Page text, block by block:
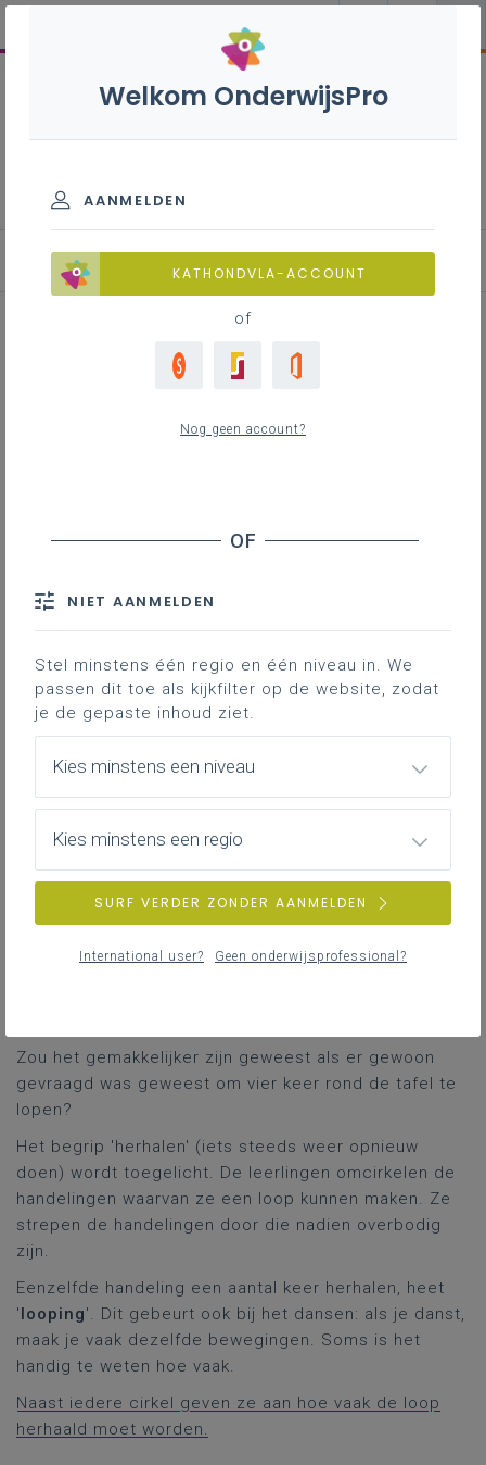
Inspirerende praktijkvoorbeelden
Doe de loop!
Media
In dit arrangement wordt er kennis
gemaakt met het begrip ‘herhalen’. Ze
doen dit aan de hand van een unplugged
en plugged activiteit. Ze gebruiken
hiervoor het programma
Google Blockly
Unplugged loopoefening
De leerlingen voeren een korte dans uit. Zie dit
voorbeeld.
te lopen. Wanneer dat gebeurd is, moet de leerling
Zou het gemakkelijker zijn geweest als er gewoon
gevraagd was geweest om vier keer rond de tafel te
lopen?
Het begrip 'herhalen' (iets steeds weer opnieuw
doen) wordt toegelicht. De leerlingen omcirkelen de
handelingen waarvan ze een loop kunnen maken. Ze
strepen de handelingen door die nadien overbodig
zijn.
Eenzelfde handeling een aantal keer herhalen, heet
'looping'. Dit gebeurt ook bij het dansen: als je danst,
maak je vaak dezelfde bewegingen. Soms is het
handig te weten hoe vaak.
Naast iedere cirkel geven ze aan hoe vaak de loop
herhaald moet worden.
Welkom OnderwijsPro
AANMELDEN
KATHONDVLA-ACCOUNT
of
Nog geen account?
NIET AANMELDEN
Stel minstens één regio en één niveau in. We
passen dit toe als kijkfilter op de website, zodat
je de gepaste inhoud ziet.
Kies minstens een niveau
Kies minstens een regio
SURF VERDER ZONDER AANMELDEN
International user? Geen onderwijsprofessional?